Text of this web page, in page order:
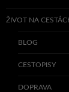
ŽIVOT NA
BLOG
CESTOPISY
DOPRAVA